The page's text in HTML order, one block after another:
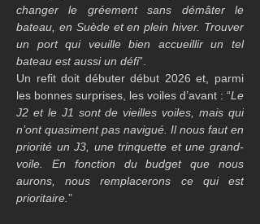
changer le gréement sans démâter le
bateau, en Suède et en plein hiver. Trouver
un port qui veuille bien accueillir un tel
bateau est aussi un défi”.
Un refit doit débuter début 2026 et, parmi
les bonnes surprises, les voiles d’avant : “Le
J2 et le J1 sont de vieilles voiles, mais qui
n’ont quasiment pas navigué. Il nous faut en
priorité un J3, une trinquette et une grand-
voile. En fonction du budget que nous
aurons, nous remplacerons ce qui est
prioritaire. ”